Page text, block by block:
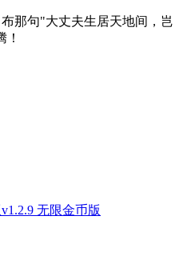
那句"大丈夫生居天地间，岂
无限金币版